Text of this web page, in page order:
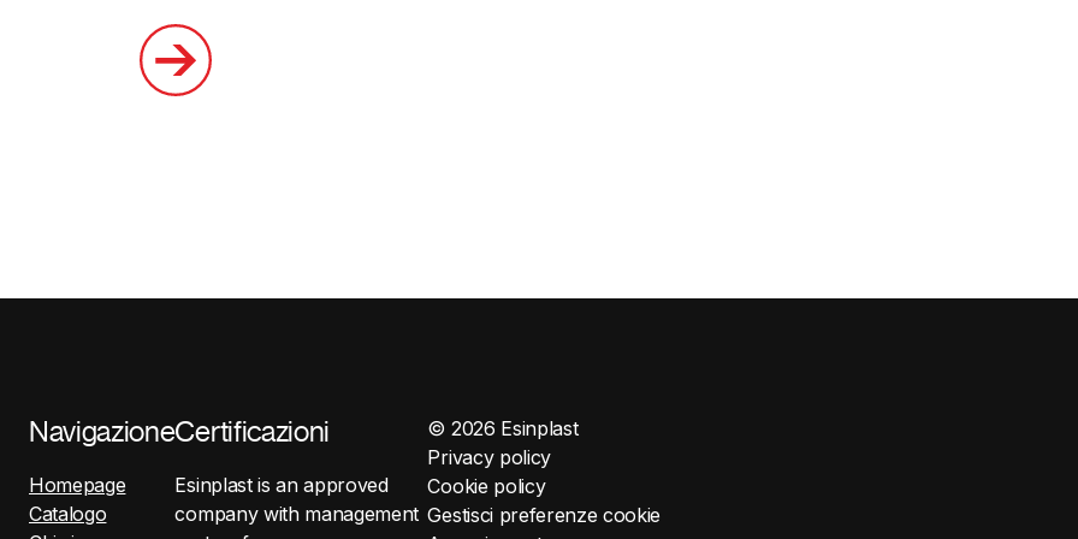
Navigazione
Homepage
Catalogo
Certificazioni
Esinplast is an approved
company with management
© 2026 Esinplast
Privacy policy
Cookie policy
Gestisci preferenze cookie